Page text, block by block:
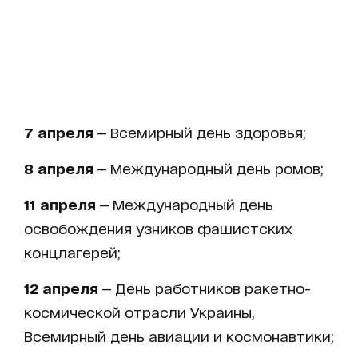
7 апреля — Всемирный день здоровья;
8 апреля — Международный день ромов;
11 апреля — Международный день
освобождения узников фашистских
концлагерей;
12 апреля — День работников ракетно-
космической отрасли Украины,
Всемирный день авиации и космонавтики;